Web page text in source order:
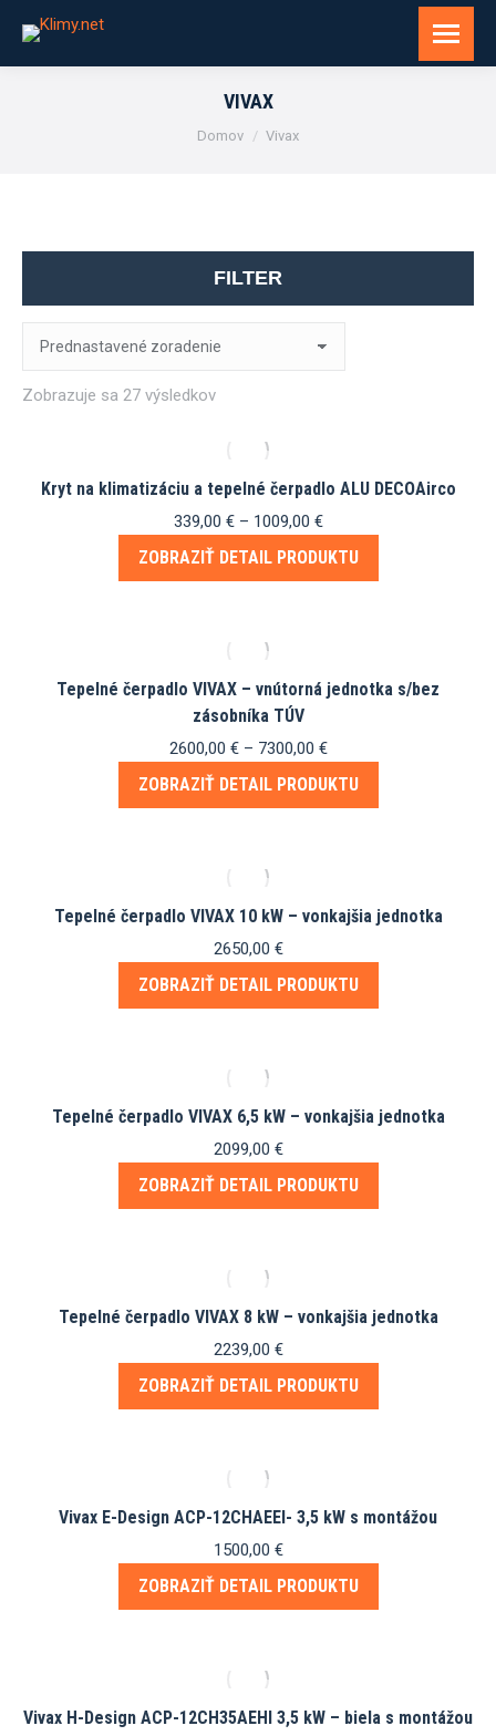
VIVAX
You are here:
Domov Vivax
Zobrazuje sa 27 výsledkov
Kryt na klimatizáciu a tepelné čerpadlo ALU DECOAirco
339,00 € – 1009,00 €Price
range:
ZOBRAZIŤ DETAIL PRODUKTU
produkt
viacero
variantov.
Možnosti
si
môžete
produktu.
Tepelné čerpadlo VIVAX – vnútorná jednotka s/bez
zásobníka TÚV
2600,00 € – 7300,00 €Price
range:
ZOBRAZIŤ DETAIL PRODUKTU
produkt
viacero
variantov.
Možnosti
si
stránke
produktu.
Tepelné čerpadlo VIVAX 10 kW – vonkajšia jednotka
2650,00 €
ZOBRAZIŤ DETAIL PRODUKTU
Tepelné čerpadlo VIVAX 6,5 kW – vonkajšia jednotka
2099,00 €
ZOBRAZIŤ DETAIL PRODUKTU
Tepelné čerpadlo VIVAX 8 kW – vonkajšia jednotka
2239,00 €
ZOBRAZIŤ DETAIL PRODUKTU
Vivax E-Design ACP-12CHAEEI- 3,5 kW s montážou
1500,00 €
ZOBRAZIŤ DETAIL PRODUKTU
Vivax H-Design ACP-12CH35AEHI 3,5 kW – biela s montážou
FILTER